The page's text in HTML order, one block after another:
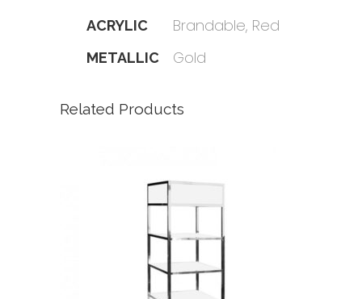
ACRYLIC Brandable, Red
METALLIC Gold
Related Products